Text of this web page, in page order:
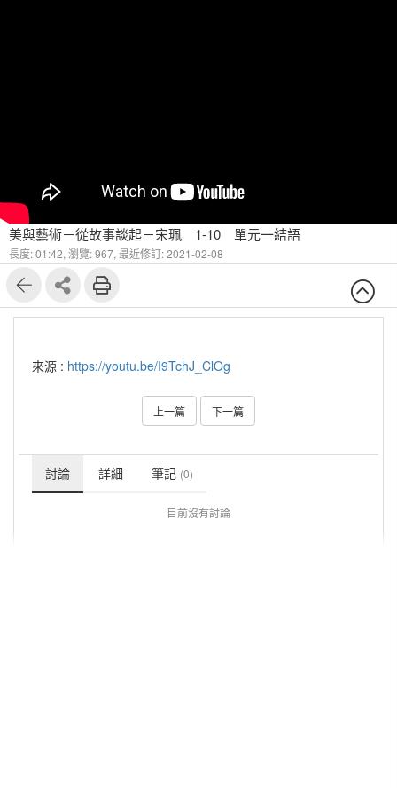
美與藝術－從故事談起－宋珮 1-10 單元⼀結語
長度: 01:42, 瀏覽: 967, 最近修訂: 2021-02-08
來源 : https://youtu.be/I9TchJ_ClOg
上一篇 下一篇
討論 詳細 筆記 (0)
目前沒有討論